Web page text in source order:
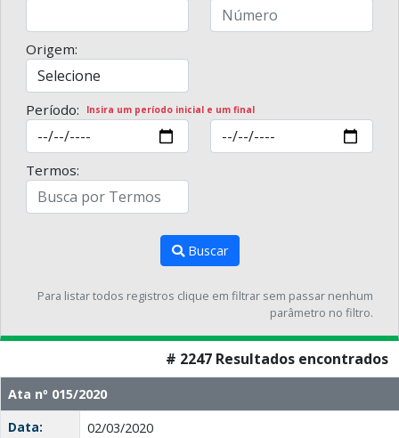
Origem:
Período: Insira um período inicial e um final
Termos:
Buscar
Para listar todos registros clique em filtrar sem passar nenhum
parâmetro no filtro.
# 2247 Resultados encontrados
Ata nº 015/2020
Data:
02/03/2020